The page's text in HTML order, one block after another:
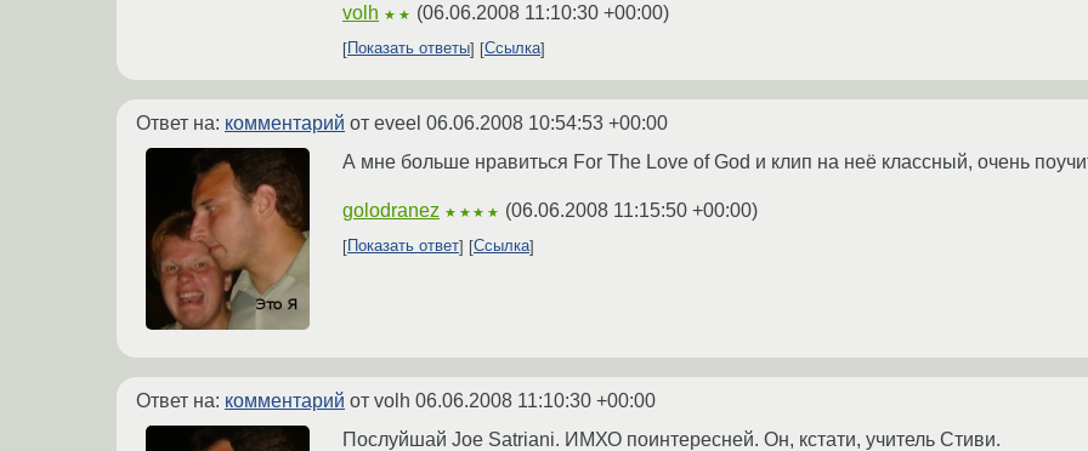
volh ★★ (06.06.2008 11:10:30 +00:00)
Показать ответы Ссылка
Ответ на: комментарий от eveel 06.06.2008 10:54:53 +00:00
А мне больше нравиться For The Love of God и клип на неё классный, очень
golodranez ★★★★ (06.06.2008 11:15:50 +00:00)
Показать ответ Ссылка
Ответ на: комментарий от volh 06.06.2008 11:10:30 +00:00
Послуйшай Joe Satriani. ИМХО поинтересней. Он, кстати, учитель Стиви.